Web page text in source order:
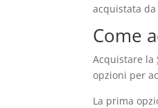
acquistata
Come
Acquistare la
opzioni per
La prima